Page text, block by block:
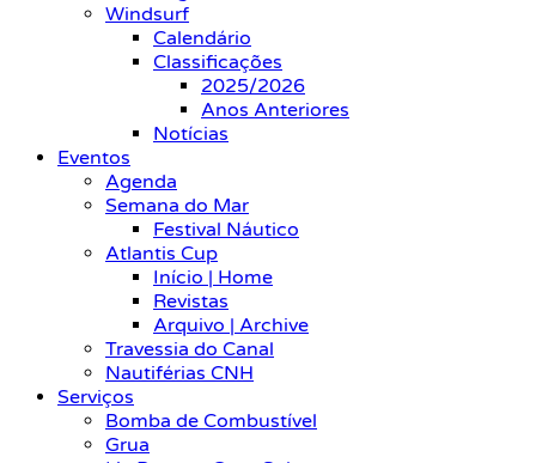
Windsurf
Calendário
Classificações
2025/2026
Anos Anteriores
Notícias
Eventos
Agenda
Semana do Mar
Festival Náutico
Atlantis Cup
Início | Home
Revistas
Arquivo | Archive
Travessia do Canal
Nautiférias CNH
Serviços
Bomba de Combustível
Grua